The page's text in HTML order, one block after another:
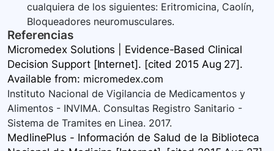
cualquiera de los siguientes: Eritromicina, Caolín,
Bloqueadores neuromusculares.
Referencias
Micromedex Solutions | Evidence-Based Clinical
Decision Support [Internet]. [cited 2015 Aug 27].
Available from: micromedex.com
Instituto Nacional de Vigilancia de Medicamentos y
Alimentos - INVIMA. Consultas Registro Sanitario -
Sistema de Tramites en Linea. 2017.
MedlinePlus - Información de Salud de la Biblioteca